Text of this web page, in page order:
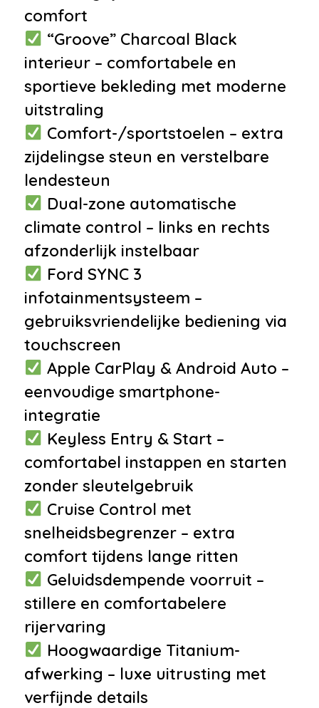
•Radio cd speler
Interieur
•Airco met elektronische
regeling
•Bestuurdersstoel in hoogte
verstelbaar
•Binnenspiegel automatisch
dimmend
•Comfortstoel(en)
•Cruise control
•Decor Titanium
•Keyless start
•12Volt aansluiting
•Armsteun voor
•Boordcomputer
•Elektrische ramen achter
•Elektrische ramen voor
•Hoofdsteunen achter
•Regensensor
•Stuurbekrachtiging
•Stuur verstelbaar
Milieu
•Start/stop systeem
Veiligheid
•Elektronisch Stabiliteits
Programma
•Isofix bevestiging voor
kinderzitjes
comfort
“Groove” Charcoal Black
interieur – comfortabele en
sportieve bekleding met moderne
uitstraling
Comfort-/sportstoelen – extra
zijdelingse steun en verstelbare
lendesteun
Dual-zone automatische
climate control – links en rechts
afzonderlijk instelbaar
Ford SYNC 3
infotainmentsysteem –
gebruiksvriendelijke bediening via
touchscreen
Apple CarPlay & Android Auto –
eenvoudige smartphone-
integratie
Keyless Entry & Start –
comfortabel instappen en starten
zonder sleutelgebruik
Cruise Control met
snelheidsbegrenzer – extra
comfort tijdens lange ritten
Geluidsdempende voorruit –
stillere en comfortabelere
rijervaring
Hoogwaardige Titanium-
afwerking – luxe uitrusting met
verfijnde details